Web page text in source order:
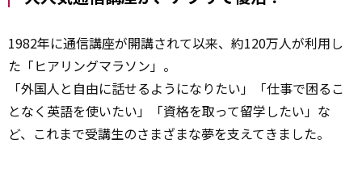
1982年に通信講座が開講されて以来、約120万人が利用し
た「ヒアリングマラソン」。
「外国人と自由に話せるようになりたい」「仕事で困るこ
となく英語を使いたい」「資格を取って留学したい」な
ど、これまで受講生のさまざまな夢を支えてきました。